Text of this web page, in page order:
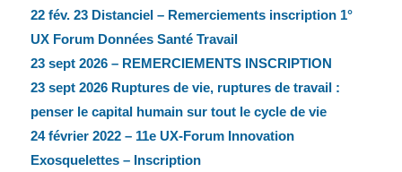
22 fév. 23 Distanciel – Remerciements inscription 1°
UX Forum Données Santé Travail
23 sept 2026 – REMERCIEMENTS INSCRIPTION
23 sept 2026 Ruptures de vie, ruptures de travail :
penser le capital humain sur tout le cycle de vie
24 février 2022 – 11e UX-Forum Innovation
Exosquelettes – Inscription